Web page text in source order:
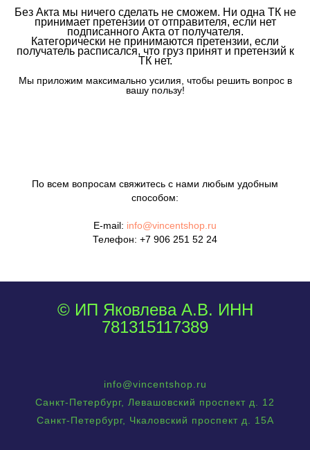
Без Акта мы ничего сделать не сможем. Ни одна ТК не
принимает претензии от отправителя, если нет
подписанного Акта от получателя.
Категорически не принимаются претензии, если
получатель расписался, что груз принят и претензий к
ТК нет.
Мы приложим максимально усилия, чтобы решить вопрос в
вашу пользу!
По всем вопросам свяжитесь с нами любым удобным
способом:
E-mail: info@vincentshop.ru
Телефон: +7 906 251 52 24
© ИП Яковлева А.В. ИНН
781315117389
info@vincentshop.ru
Санкт-Петербург, Левашовский проспект д. 12
Санкт-Петербург, Чкаловский проспект д. 15А